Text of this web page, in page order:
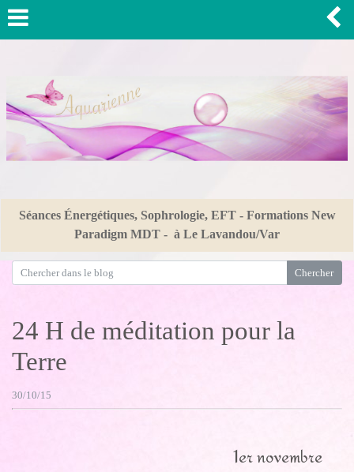
Séances Énergétiques, Sophrologie, EFT - Formations New
Paradigm MDT - à Le Lavandou/Var
24 H de méditation pour la
Terre
30/10/15
1er novembre